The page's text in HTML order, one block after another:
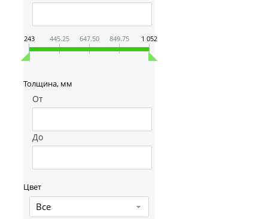
243 445.25 647.50 849.75 1 052
Толщина, мм
От
До
Цвет
Все